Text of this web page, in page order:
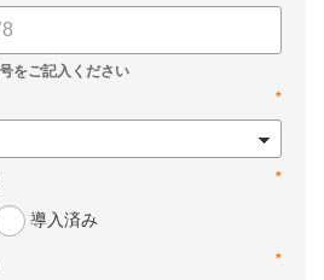
*
*
導入済み
*